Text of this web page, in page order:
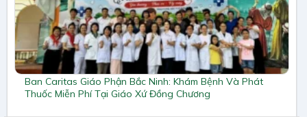
Ban Caritas Giáo Phận Bắc Ninh: Khám Bệnh Và Phát
Thuốc Miễn Phí Tại Giáo Xứ Đồng Chương